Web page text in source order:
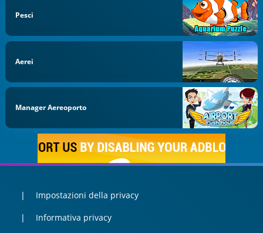
Pesci
Aerei
Manager Aereoporto
Impostazioni della privacy
Informativa privacy